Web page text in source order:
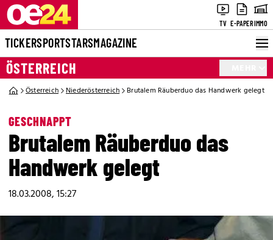
TV E-PAPERIMMO
TICKERSPORTSTARSMAGAZINE
ÖSTERREICH
Österreich Niederösterreich Brutalem Räuberduo das Handwerk gelegt
GESCHNAPPT
Brutalem Räuberduo das
Handwerk gelegt
18.03.2008, 15:27